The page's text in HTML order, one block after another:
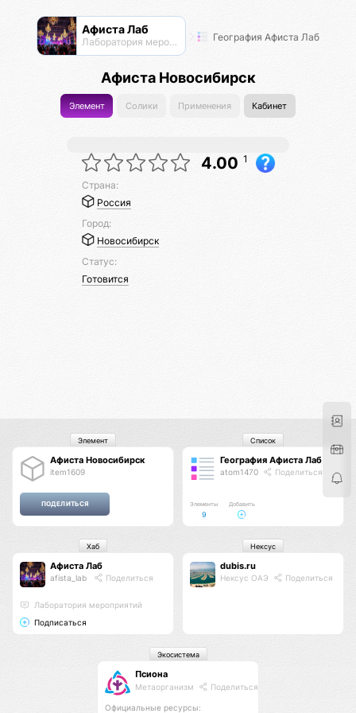
Афиста Лаб
Лаборатория мероприятий География Афиста Лаб
Афиста Новосибирск
Элемент Солики Применения Кабинет
4.00 1
Страна:
Россия
Город:
Новосибирск
Статус:
Готовится
Афиста Новосибирск
item1609
Элемент
География Афиста Лаб
atom1470 Поделиться
Элементы
9
Добавить
Список
Афиста Лаб
afista_lab Поделиться
Лаборатория мероприятий
Подписаться
Хаб
dubis.ru
Нексус ОАЭ Поделиться
Нексус
Псиона
Метаорганизм Поделиться
Официальные ресурсы:
Экосистема